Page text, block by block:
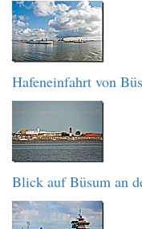
Hafeneinfahrt von
Blick auf Büsum an